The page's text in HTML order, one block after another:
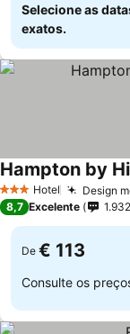
Selecione as
exatos.
3 EstrelasHotel Design
Hampton by
8,7 Excelente 1.932
De € 113
Consulte os